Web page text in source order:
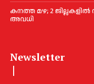
കനത്ത മഴ; 2
അവധി
Newsletter